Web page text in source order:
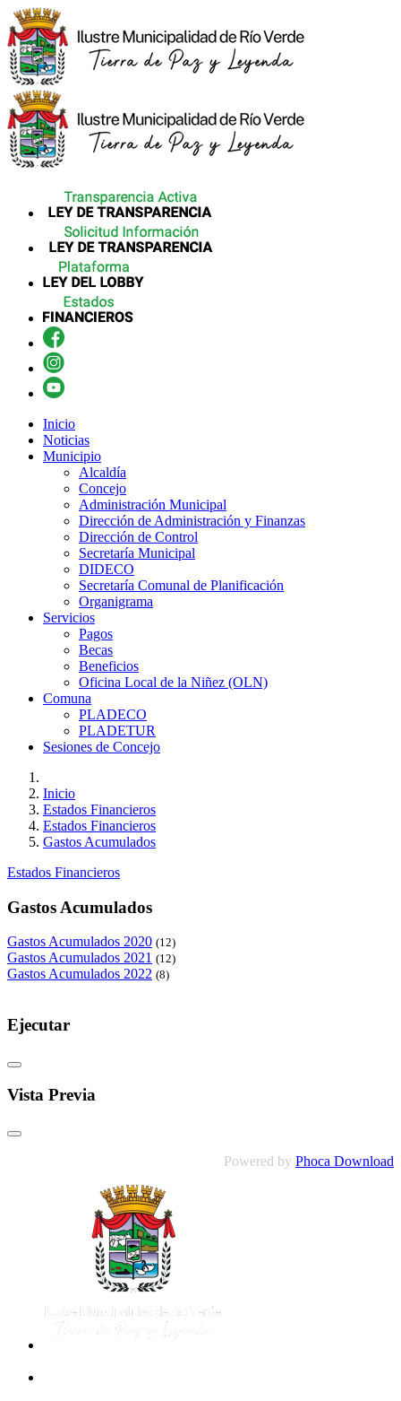
Inicio
Noticias
Municipio
Alcaldía
Concejo
Administración Municipal
Dirección de Administración y Finanzas
Dirección de Control
Secretaría Municipal
DIDECO
Secretaría Comunal de Planificación
Organigrama
Servicios
Pagos
Becas
Beneficios
Oficina Local de la Niñez (OLN)
Comuna
PLADECO
PLADETUR
Sesiones de Concejo
Inicio
Estados Financieros
Estados Financieros
Gastos Acumulados
Estados Financieros
Gastos Acumulados
Gastos Acumulados 2020 (12)
Gastos Acumulados 2021 (12)
Gastos Acumulados 2022 (8)
Ejecutar
Vista Previa
Powered by Phoca Download